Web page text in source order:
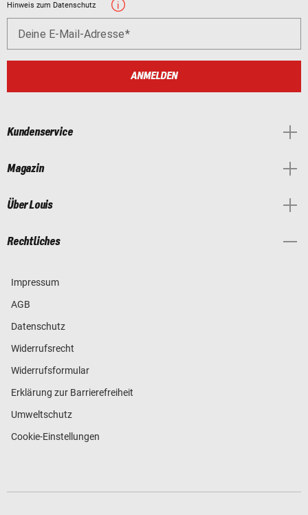
Hinweis zum Datenschutz
Deine E-Mail-Adresse
ANMELDEN
Kundenservice
Magazin
Über Louis
Rechtliches
Impressum
AGB
Datenschutz
Widerrufsrecht
Widerrufsformular
Erklärung zur Barrierefreiheit
Umweltschutz
Cookie-Einstellungen